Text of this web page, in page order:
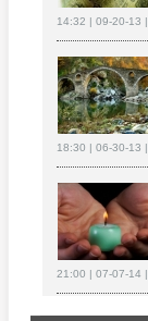
14:32 | 09-20-13 |
18:30 | 06-30-13 |
21:00 | 07-07-14 |